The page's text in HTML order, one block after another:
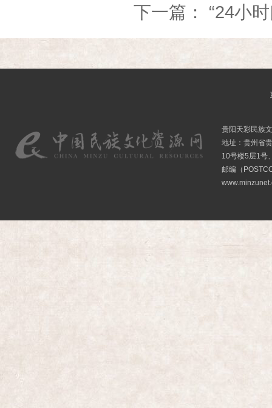
下一篇： “24小
贵阳天彩民族
地址：贵州省
10号楼5层1号
邮编（